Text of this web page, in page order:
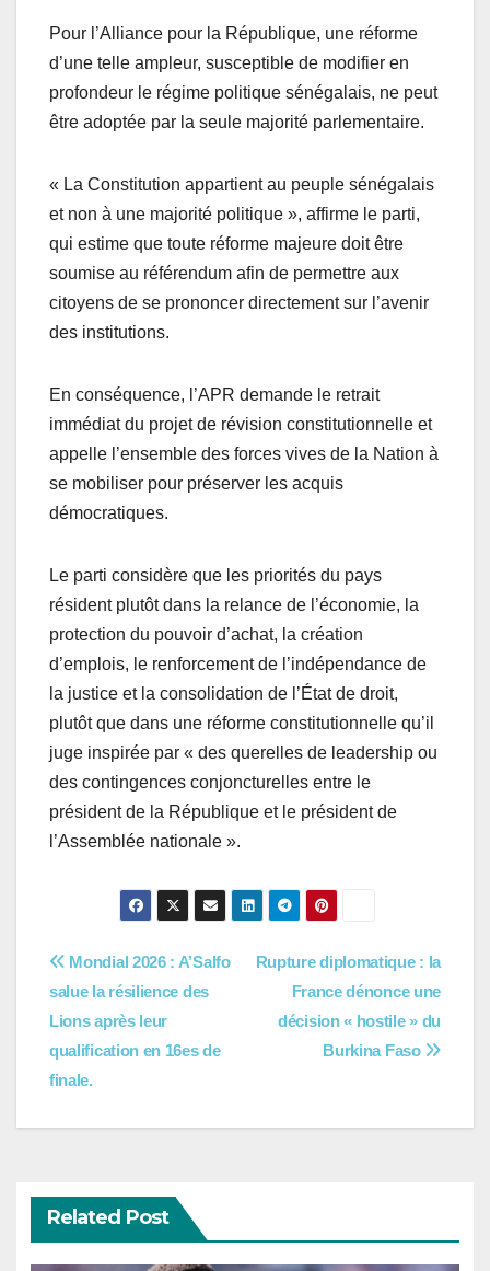
Pour l’Alliance pour la République, une réforme
d’une telle ampleur, susceptible de modifier en
profondeur le régime politique sénégalais, ne peut
être adoptée par la seule majorité parlementaire.
« La Constitution appartient au peuple sénégalais
et non à une majorité politique », affirme le parti,
qui estime que toute réforme majeure doit être
soumise au référendum afin de permettre aux
citoyens de se prononcer directement sur l’avenir
des institutions.
En conséquence, l’APR demande le retrait
immédiat du projet de révision constitutionnelle et
appelle l’ensemble des forces vives de la Nation à
se mobiliser pour préserver les acquis
démocratiques.
Le parti considère que les priorités du pays
résident plutôt dans la relance de l’économie, la
protection du pouvoir d’achat, la création
d’emplois, le renforcement de l’indépendance de
la justice et la consolidation de l’État de droit,
plutôt que dans une réforme constitutionnelle qu’il
juge inspirée par « des querelles de leadership ou
des contingences conjoncturelles entre le
président de la République et le président de
l’Assemblée nationale ».
Navigation
de
l’article
Rupture diplomatique : la
France dénonce une
décision « hostile » du
Burkina Faso
Mondial 2026 : A’Salfo
salue la résilience des
Lions après leur
qualification en 16es de
finale.
Related Post